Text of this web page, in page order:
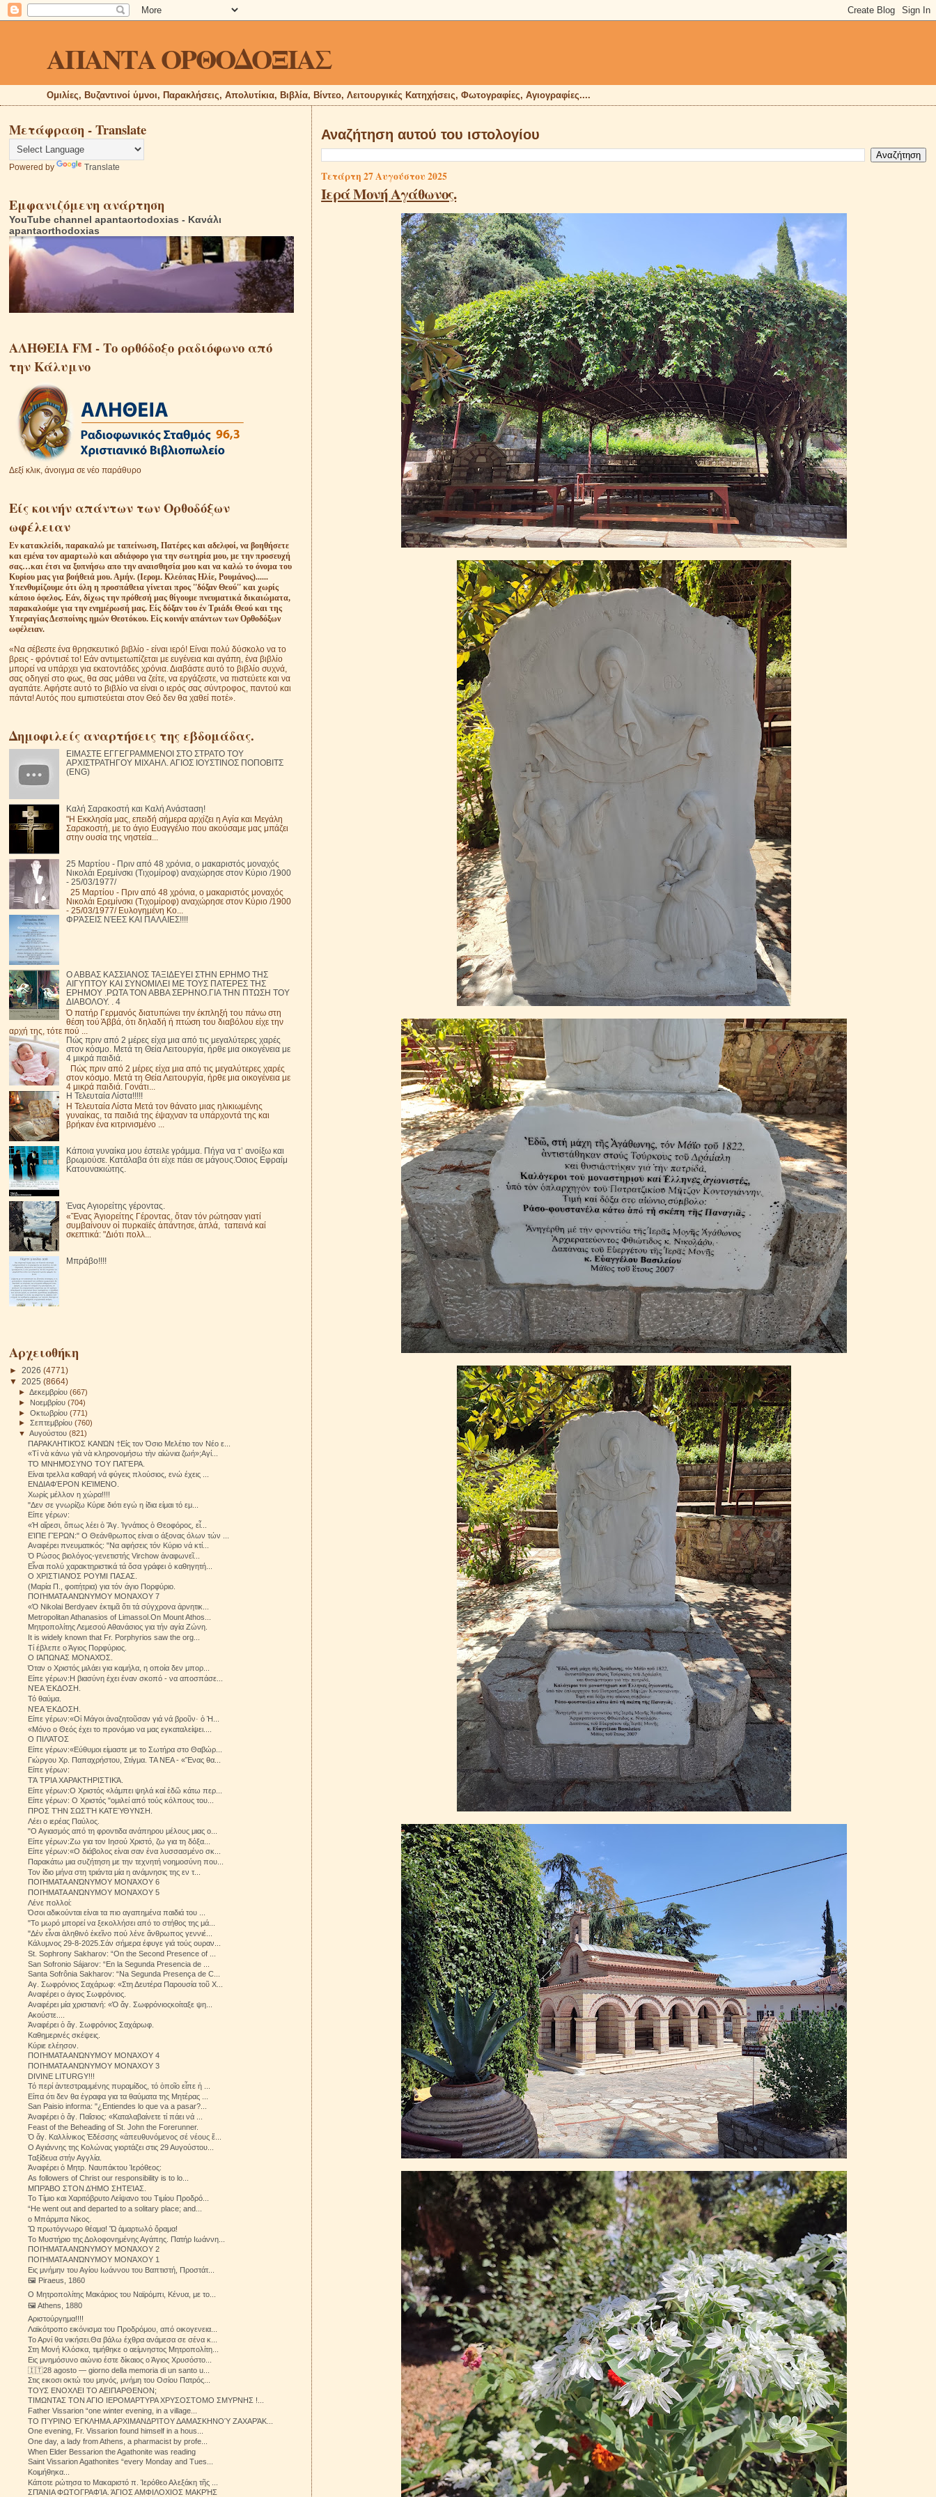
ΑΠΑΝΤΑ ΟΡΘΟΔΟΞΙΑΣ
Ομιλίες, Βυζαντινοί ύμνοι, Παρακλήσεις, Απολυτίκια, Βιβλία, Βίντεο, Λειτουργικές Κατηχήσεις, Φωτογραφίες, Αγιογραφίες....
Αναζήτηση αυτού του ιστολογίου
Τετάρτη 27 Αυγούστου 2025
Ιερά Μονή Αγάθωνος.
Μετάφραση - Translate
Powered by Translate
Εμφανιζόμενη ανάρτηση
YouTube channel apantaortodoxias - Κανάλι
apantaorthodoxias
ΑΛΗΘΕΙΑ FM - Το ορθόδοξο ραδιόφωνο από
την Κάλυμνο
Δεξί κλικ, άνοιγμα σε νέο παράθυρο
Είς κοινήν απάντων των Ορθοδόξων
ωφέλειαν
Eν κατακλείδι, παρακαλώ με ταπείνωση, Πατέρες και αδελφοί, να βοηθήσετε
και εμένα τον αμαρτωλὸ και αδιάφορο για την σωτηρία μου, με την προσευχή
σας…και έτσι να ξυπνήσω απο την αναισθησία μου και να καλώ το όνομα του
Κυρίου μας για βοήθειά μου. Αμήν. (Ιερομ. Κλεόπας Ηλίε, Ρουμάνος)......
Υπενθυμίζουμε ότι όλη η προσπάθεια γίνεται προς ''δόξαν Θεού'' και χωρίς
κάποιο όφελος. Εάν, δίχως την πρόθεσή μας θίγουμε πνευματικά δικαιώματα,
παρακαλούμε για την ενημέρωσή μας. Είς δόξαν του έν Τριάδι Θεού και της
Υπεραγίας Δεσποίνης ημών Θεοτόκου. Είς κοινήν απάντων των Ορθοδόξων
ωφέλειαν.
«Να σέβεστε ένα θρησκευτικό βιβλίο - είναι ιερό! Είναι πολύ δύσκολο να το
βρεις - φρόντισέ το! Εάν αντιμετωπίζεται με ευγένεια και αγάπη, ένα βιβλίο
μπορεί να υπάρχει για εκατοντάδες χρόνια. Διαβάστε αυτό το βιβλίο συχνά,
σας οδηγεί στο φως, θα σας μάθει να ζείτε, να εργάζεστε, να πιστεύετε και να
αγαπάτε. Αφήστε αυτό το βιβλίο να είναι ο ιερός σας σύντροφος, παντού και
πάντα! Αυτός που εμπιστεύεται στον Θεό δεν θα χαθεί ποτέ».
Δημοφιλείς αναρτήσεις της εβδομάδας.
ΕΙΜΑΣΤΕ ΕΓΓΕΓΡΑΜΜΕΝΟΙ ΣΤΟ ΣΤΡΑΤΟ ΤΟΥ
ΑΡΧΙΣΤΡΑΤΗΓΟΥ ΜΙΧΑΗΛ. ΑΓΙΟΣ ΙΟΥΣΤΙΝΟΣ ΠΟΠΟΒΙΤΣ
(ENG)
Καλή Σαρακοστή και Καλή Ανάσταση!
"Η Εκκλησία μας, επειδή σήμερα αρχίζει η Αγία και Μεγάλη
Σαρακοστή, με το άγιο Ευαγγέλιο που ακούσαμε μας μπάζει
στην ουσία της νηστεία...
25 Μαρτίου - Πριν από 48 χρόνια, ο μακαριστός μοναχός
Νικολάι Ερεμίνσκι (Τιχομίροφ) αναχώρησε στον Κύριο /1900
- 25/03/1977/
25 Μαρτίου - Πριν από 48 χρόνια, ο μακαριστός μοναχός
Νικολάι Ερεμίνσκι (Τιχομίροφ) αναχώρησε στον Κύριο /1900
- 25/03/1977/ Ευλογημένη Κο...
ΦΡΆΣΕΙΣ ΝΈΕΣ ΚΑΙ ΠΑΛΑΙΕΣ!!!!
Ο ΑΒΒΑΣ ΚΑΣΣΙΑΝΟΣ ΤΑΞΙΔΕΥΕΙ ΣΤΗΝ ΕΡΗΜΟ ΤΗΣ
ΑΙΓΥΠΤΟΥ ΚΑΙ ΣΥΝΟΜΙΛΕΙ ΜΕ ΤΟΥΣ ΠΑΤΕΡΕΣ ΤΗΣ
ΕΡΗΜΟΥ .ΡΩΤΑ ΤΟΝ ΑΒΒΑ ΣΕΡΗΝΟ.ΓΙΑ ΤΗΝ ΠΤΩΣΗ ΤΟΥ
ΔΙΑΒΟΛΟΥ. . 4
Ό πατήρ Γερμανός διατυπώνει την έκπληξή του πάνω στη
θέση τού Άββά, ότι δηλαδή ή πτώση του διαβόλου είχε την
αρχή της, τότε πού ...
Πώς πριν από 2 μέρες είχα μια από τις μεγαλύτερες χαρές
στον κόσμο. Μετά τη Θεία Λειτουργία, ήρθε μια οικογένεια με
4 μικρά παιδιά.
Πώς πριν από 2 μέρες είχα μια από τις μεγαλύτερες χαρές
στον κόσμο. Μετά τη Θεία Λειτουργία, ήρθε μια οικογένεια με
4 μικρά παιδιά. Γονάτι...
Η Τελευταία Λίστα!!!!!
Η Τελευταία Λίστα Μετά τον θάνατο μιας ηλικιωμένης
γυναίκας, τα παιδιά της έψαχναν τα υπάρχοντά της και
βρήκαν ένα κιτρινισμένο ...
Κάποια γυναίκα μου έστειλε γράμμα. Πήγα να τ’ ανοίξω και
βρωμούσε. Κατάλαβα ότι είχε πάει σε μάγους.Όσιος Εφραίμ
Κατουνακιώτης.
Ένας Αγιορείτης γέροντας.
«Ἕνας Ἁγιορείτης Γέροντας, ὅταν τόν ρώτησαν γιατί
συμβαίνουν οἱ πυρκαϊές ἀπάντησε, ἁπλά, ταπεινά καί
σκεπτικά: "Διότι πολλ...
Μπράβο!!!!
Αρχειοθήκη
► 2026 (4771)
▼ 2025 (8664)
►Δεκεμβρίου(667)
► Νοεμβρίου(704)
►Οκτωβρίου(771)
►Σεπτεμβρίου(760)
▼Αυγούστου(821)
ΠΑΡΑΚΛΗΤΙΚΌΣ ΚΑΝΏΝ †Είς τον Όσιο Μελέτιο τον Νέο ε...
«Τί νὰ κάνω γιὰ νὰ κληρονομήσω τὴν αἰώνια ζωή»;Αγί...
ΤΌ ΜΝΗΜΌΣΥΝΟ ΤΟΥ ΠΑΤΈΡΑ.
Είναι τρελλα καθαρή νά φύγεις πλούσιος, ενώ έχεις ...
ΕΝΔΙΑΦΈΡΟΝ ΚΕΊΜΕΝΟ.
Χωρίς μέλλον η χώρα!!!!
"Δεν σε γνωρίζω Κύριε διότι εγώ η ίδια είμαι τό εμ...
Είπε γέρων:
«Ἡ αἵρεσι, ὅπως λέει ὁ Ἅγ. Ἰγνάτιος ὁ Θεοφόρος, εἶ...
ΕΊΠΕ ΓΈΡΩΝ:" Ο Θεάνθρωπος είναι ο άξονας όλων τών ...
Αναφέρει πνευματικός: "Να αφήσεις τόν Κύριο νά κτί...
Ὁ Ρώσος βιολόγος-γενετιστής Virchow ἀναφωνεῖ...
Εἶναι πολύ χαρακτηριστικά τά ὅσα γράφει ὁ καθηγητή...
Ο ΧΡΙΣΤΙΑΝΌΣ ΡΟΥΜΙ ΠΑΣΑΣ.
(Μαρία Π., φοιτήτρια) για τόν άγιο Πορφύριο.
ΠΟΙΉΜΑΤΑ ΑΝΏΝΥΜΟΥ ΜΟΝΆΧΟΥ 7
«Ὁ Nikolai Berdyaev ἐκτιμᾶ ὅτι τά σύγχρονα ἀρνητικ...
Metropolitan Athanasios of Limassol.On Mount Athos...
Μητροπολίτης Λεμεσού Αθανάσιος για τήν αγία Ζώνη.
It is widely known that Fr. Porphyrios saw the org...
Τί έβλεπε ο Άγιος Πορφύριος.
Ο ΙΆΠΩΝΑΣ ΜΟΝΑΧΌΣ.
Όταν ο Χριστός μιλάει για καμήλα, η οποία δεν μπορ...
Είπε γέρων:Η βιασύνη έχει έναν σκοπό - να αποσπάσε...
ΝΈΑ ΈΚΔΟΣΗ.
Τό θαύμα.
ΝΈΑ ΈΚΔΟΣΗ.
Είπε γέρων:«Οἱ Μάγοι ἀναζητοῦσαν γιά νά βροῦν· ὁ Ἡ...
«Μόνο ο Θεός έχει το προνόμιο να μας εγκαταλείψει....
Ο ΠΙΛΆΤΟΣ
Είπε γέρων:«Εύθυμοι είμαστε με το Σωτήρα στο Θαβώρ...
Γιώργου Χρ. Παπαχρήστου, Στίγμα. ΤΑ ΝΕΑ - «Ἕνας θα...
Είπε γέρων:
ΤΆ ΤΡΊΑ ΧΑΡΑΚΤΗΡΙΣΤΙΚΆ.
Είπε γέρων:Ο Χριστός «λάμπει ψηλά καί ἐδῶ κάτω περ...
Είπε γέρων: Ο Χριστός "ομιλεί από τούς κόλπους του...
ΠΡΟΣ ΤΉΝ ΣΩΣΤΉ ΚΑΤΕΎΘΥΝΣΗ.
Λέει ο ιερέας Παύλος.
"Ο Αγιασμός από τη φροντιδα ανάπηρου μέλους μιας ο...
Είπε γέρων:Ζω για τον Ιησού Χριστό, ζω για τη δόξα...
Είπε γέρων:«Ο διάβολος είναι σαν ένα λυσσασμένο σκ...
Παρακάτω μια συζήτηση με την τεχνητή νοημοσύνη που...
Τον ίδιο μήνα στη τριάντα μία η ανάμνησις της εν τ...
ΠΟΙΉΜΑΤΑ ΑΝΏΝΥΜΟΥ ΜΟΝΆΧΟΥ 6
ΠΟΙΉΜΑΤΑ ΑΝΏΝΥΜΟΥ ΜΟΝΆΧΟΥ 5
Λένε πολλοί:
Όσοι αδικούνται είναι τα πιο αγαπημένα παιδιά του ...
"Το μωρό μπορεί να ξεκολλήσει από το στήθος της μά...
"Δέν εἶναι ἀληθινό ἐκεῖνο πού λένε ἄνθρωπος γεννιέ...
Κάλυμνος 29-8-2025.Σάν σήμερα έφυγε γιά τούς ουραν...
St. Sophrony Sakharov: “On the Second Presence of ...
San Sofronio Sájarov: “En la Segunda Presencia de ...
Santa Sofrônia Sakharov: “Na Segunda Presença de C...
Αγ. Σωφρόνιος Σαχάρωφ: «Στη Δευτέρα Παρουσία τοῦ Χ...
Αναφέρει ο άγιος Σωφρόνιος.
Αναφέρει μία χριστιανή: «Ὁ ἅγ. Σωφρόνιοςκοίταξε ψη...
Ακούστε....
Ἀναφέρει ὁ ἅγ. Σωφρόνιος Σαχάρωφ.
Καθημερινές σκέψεις.
Κύριε ελέησον.
ΠΟΙΉΜΑΤΑ ΑΝΏΝΥΜΟΥ ΜΟΝΆΧΟΥ 4
ΠΟΙΉΜΑΤΑ ΑΝΏΝΥΜΟΥ ΜΟΝΆΧΟΥ 3
DIVINE LITURGY!!!
Τό περί ἀντεστραμμένης πυραμίδος, τό ὁποῖο εἶπε ἡ ...
Είπα ότι δεν θα έγραφα για τα θαύματα της Μητέρας ...
San Paisio informa: "¿Entiendes lo que va a pasar?...
Ἀναφέρει ὁ ἅγ. Παΐσιος: «Καταλαβαίνετε τί πάει νά ...
Feast of the Beheading of St. John the Forerunner.
Ὁ ἅγ. Καλλίνικος Ἐδέσσης «ἀπευθυνόμενος σέ νέους ἔ...
Ο Αγιάννης της Κολώνας γιορτάζει στις 29 Αυγούστου...
Ταξίδευα στήν Αγγλία.
Ἀναφέρει ὁ Μητρ. Ναυπάκτου Ἱερόθεος:
As followers of Christ our responsibility is to lo...
ΜΠΡΆΒΟ ΣΤΟΝ ΔΉΜΟ ΣΗΤΕΊΑΣ.
Το Τίμιο και Χαριτόβρυτο Λείψανο του Τιμίου Προδρό...
“He went out and departed to a solitary place; and...
ο Μπάρμπα Νίκος.
Ὤ πρωτόγνωρο θέαμα! Ὤ ἁμαρτωλό ὅραμα!
Το Μυστήριο της Δολοφονημένης Αγάπης. Πατήρ Ιωάννη...
ΠΟΙΉΜΑΤΑ ΑΝΏΝΥΜΟΥ ΜΟΝΆΧΟΥ 2
ΠΟΙΉΜΑΤΑ ΑΝΏΝΥΜΟΥ ΜΟΝΆΧΟΥ 1
Εις μνήμην του Αγίου Ιωάννου του Βαπτιστή, Προστάτ...
🖼️ Piraeus, 1860
Ο Μητροπολίτης Μακάριος του Ναϊρόμπι, Κένυα, με το...
🖼️ Athens, 1880
Αριστούργημα!!!!
Λαϊκότροπο εικόνισμα του Προδρόμου, από οικογενεια...
Το Αρνί θα νικήσει.Θα βάλω έχθρα ανάμεσα σε σένα κ...
Στη Μονή Κλόσκα, τιμήθηκε ο αείμνηστος Μητροπολίτη...
Εις μνημόσυνο αιώνιο έστε δίκαιος ο Άγιος Χρυσόστο...
🇮🇹28 agosto — giorno della memoria di un santo u...
Στις εικοσι οκτώ του μηνός, μνήμη του Οσίου Πατρός...
ΤΟΥΣ ΕΝΟΧΛΕΙ ΤΟ ΑΕΙΠΑΡΘΕΝΟΝ;
ΤΙΜΩΝΤΑΣ ΤΟΝ ΑΓΙΟ ΙΕΡΟΜΑΡΤΥΡΑ ΧΡΥΣΟΣΤΟΜΟ ΣΜΥΡΝΗΣ !...
Father Vissarion “one winter evening, in a village...
ΤΟ ΠΎΡΙΝΟ ΈΓΚΛΗΜΑ.ΑΡΧΙΜΑΝΔΡΊΤΟΥ ΔΑΜΑΣΚΗΝΟΎ ΖΑΧΑΡΆΚ...
One evening, Fr. Vissarion found himself in a hous...
One day, a lady from Athens, a pharmacist by profe...
When Elder Bessarion the Agathonite was reading
Saint Vissarion Agathonites “every Monday and Tues...
Κοιμήθηκα...
Κάποτε ρώτησα το Μακαριστό π. Ἱερόθεο Αλεξάκη τῆς ...
ΣΠΆΝΙΑ ΦΩΤΟΓΡΑΦΊΑ. ΆΓΙΟΣ ΑΜΦΙΛΟΧΙΟΣ ΜΑΚΡΉΣ